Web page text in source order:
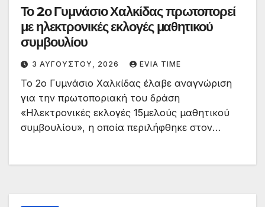
Το 2ο Γυμνάσιο Χαλκίδας πρωτοπορεί
με ηλεκτρονικές εκλογές μαθητικού
συμβουλίου
3 ΑΥΓΟΎΣΤΟΥ, 2026 EVIA TIME
Το 2ο Γυμνάσιο Χαλκίδας έλαβε αναγνώριση
για την πρωτοποριακή του δράση
«Ηλεκτρονικές εκλογές 15μελούς μαθητικού
συμβουλίου», η οποία περιλήφθηκε στον…